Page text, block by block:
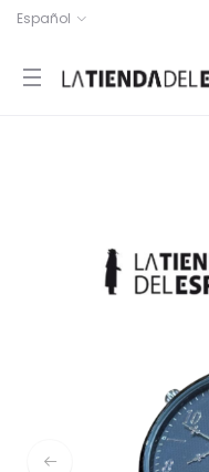
Español